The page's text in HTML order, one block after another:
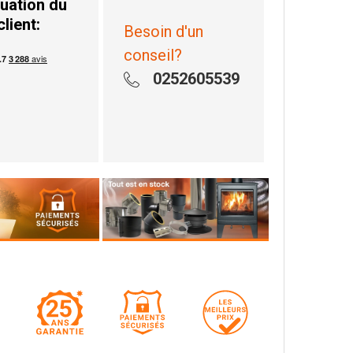
du
Besoin d'un
conseil?
0252605539